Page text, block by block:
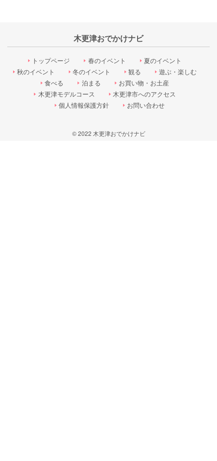
木更津おでかけナビ
トップページ 春のイベント
夏のイベント
秋のイベント
冬のイベント 観る
遊ぶ・楽しむ
食べる
泊まる
お買い物・お土産
木更津モデルコース
木更津市へのアクセス
個人情報保護方針
お問い合わせ
© 2022 木更津おでかけナビ